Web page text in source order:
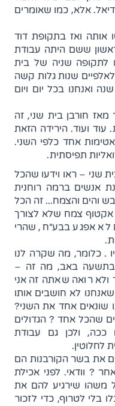
אלא, כמו שאומרים
אותה ואז בתקופת דוד
ששם היתה עבודת
לתקופה שניה של בית
שנות גלות קשה
ולא פשוטה וחזרנו ממנה לפני 66 שנה ואנחנו בכל יום ויום
חורבן בית שני, זה
עוד ועוד. הירידה הזאת
אחד כלפי השני.
תפיסתית.
שני – ראו וידעו שהכל
אנשים ברמה רוחנית
והים והצמח... זה הכל
אקטוף צמח שלא לצורך
לא אפגע בבע"ח, שהרי
. כלומר, מה שקרה לנו
בתשעה באב, מה זה –
רואה שאתה זה אני
לא חושבים אותו
שונאים אחד את השני?
שהכל אחד ? הגדולים
ככה, ולכן גם עבודת
לחלוטין.
את בשר הקורבנות הם
? וודאי. לפני אכילת
משהו שירגיע להם את
בלי לטרוף, כדי לזכור